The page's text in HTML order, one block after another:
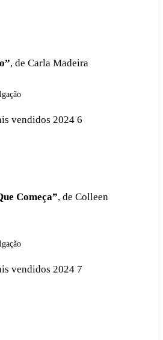
, de Carla Madeira
Começa”, de Colleen